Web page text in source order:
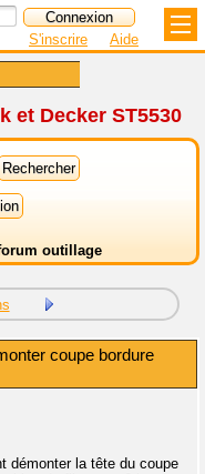
S'inscrire Aide
et Decker ST5530
outillage
coupe bordure
démonter la tête du coupe